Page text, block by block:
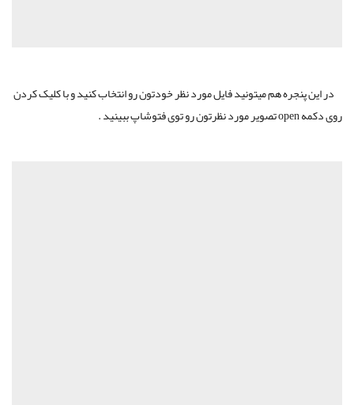
در این پنجره هم میتونید فایل مورد نظر خودتون رو انتخاب کنید و با کلیک کردن
روی دکمه open تصویر مورد نظرتون رو توی فتوشاپ ببینید .